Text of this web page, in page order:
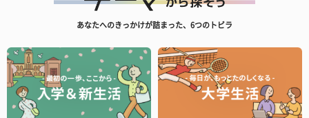
あなたへのきっかけが詰まった、6つのトビラ